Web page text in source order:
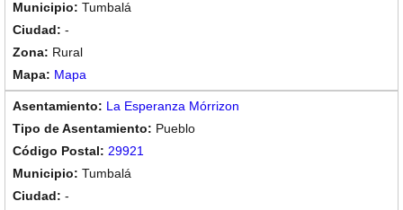
Tumbalá
-
Rural
Mapa
La Esperanza Mórrizon
Pueblo
29921
Tumbalá
-